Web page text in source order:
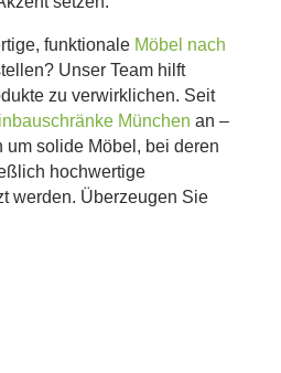
funktionale Möbel nach
Unser Team hilft
zu verwirklichen. Seit
München an –
um solide Möbel, bei deren
hochwertige
werden. Überzeugen Sie